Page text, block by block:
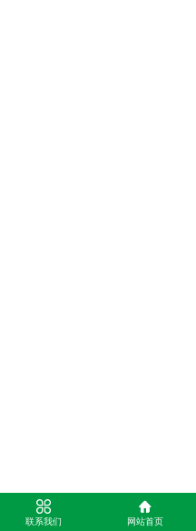
联系我们 网站首页